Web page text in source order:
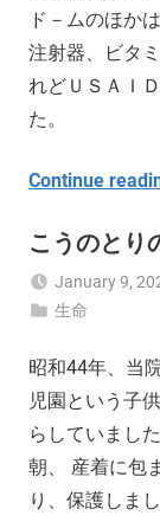
ド－ムのほか
注射器、ビタ
れどＵＳＡＩ
た。
Continue
こうのとり
January 9,
生命
昭和44年、当
児園という子
らしていまし
朝、 産着に包
り、保護しま